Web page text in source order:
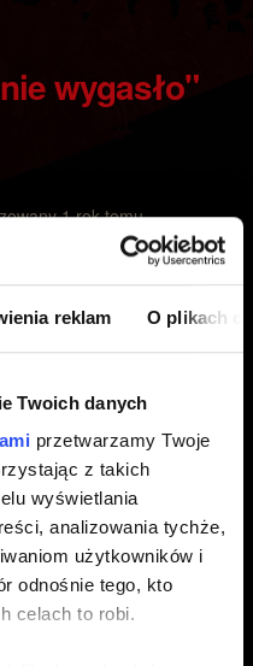
reklam O plikach
Twoich danych
przetwarzamy Twoje
z takich
wyświetlania
analizowania tychże,
użytkowników i
odnośnie tego, kto
celach to robi.
wygasło"
1 rok temu
"Działanie
spróbuj
problem nadal
najlepiej od
i pliki cookie
do domyślnych.